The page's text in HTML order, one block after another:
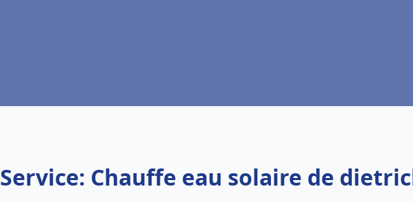
Service: Chauffe eau solaire de